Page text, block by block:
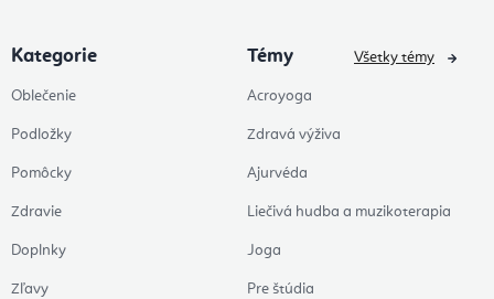
Kategorie
Oblečenie
Podložky
Pomôcky
Zdravie
Doplnky
Zľavy
Témy
Acroyoga
Zdravá výživa
Ajurvéda
Liečivá hudba a muzikoterapia
Joga
Pre štúdia
Všetky témy